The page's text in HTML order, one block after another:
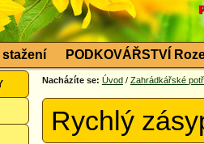
stažení PODKOVÁŘSTVÍ
Nacházíte se: Úvod / Zahrádkářské
Rychlý